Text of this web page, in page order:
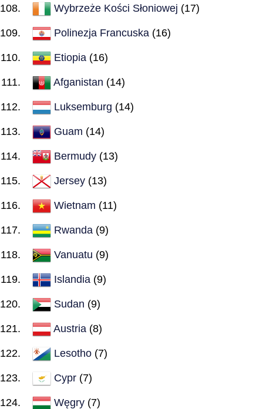
Wybrzeże Kości Słoniowej (17)
Polinezja Francuska (16)
Etiopia (16)
Afganistan (14)
Luksemburg (14)
Guam (14)
Bermudy (13)
Jersey (13)
Wietnam (11)
Rwanda (9)
Vanuatu (9)
Islandia (9)
Sudan (9)
Austria (8)
Lesotho (7)
Cypr (7)
Węgry (7)